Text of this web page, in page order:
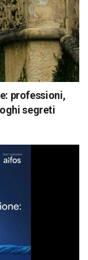
professioni,
segreti